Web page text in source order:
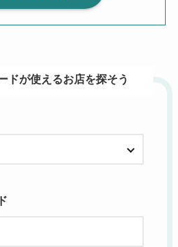
ドが使えるお店を探そう